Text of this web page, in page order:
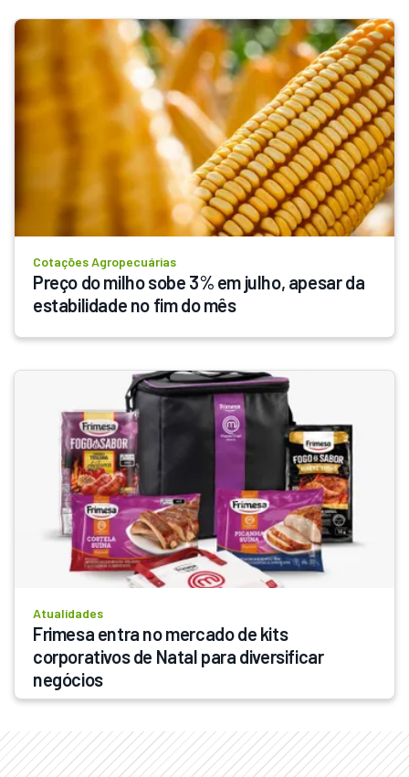
Cotações Agropecuárias
Preço do milho sobe 3% em julho, apesar da
estabilidade no fim do mês
Atualidades
Frimesa entra no mercado de kits
corporativos de Natal para diversificar
negócios